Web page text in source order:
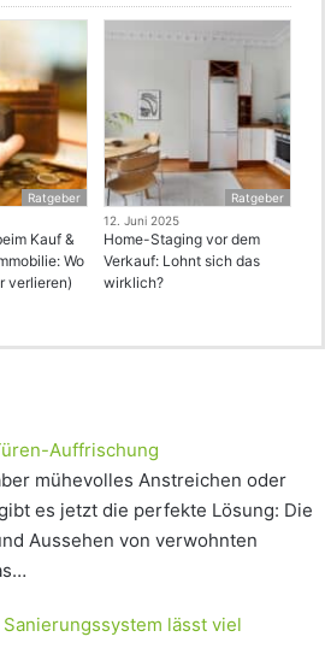
Ratgeber
Kauf &
Wo
verlieren)
Ratgeber
12. Juni 2025
Home-Staging vor dem
Verkauf: Lohnt sich das
wirklich?
Auffrischung
mühevolles Anstreichen oder
es jetzt die perfekte Lösung: Die
Aussehen von verwohnten
lässt viel